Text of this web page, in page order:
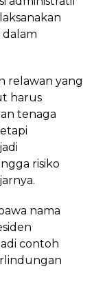
relawan yang
harus
tenaga
risiko
nama
contoh